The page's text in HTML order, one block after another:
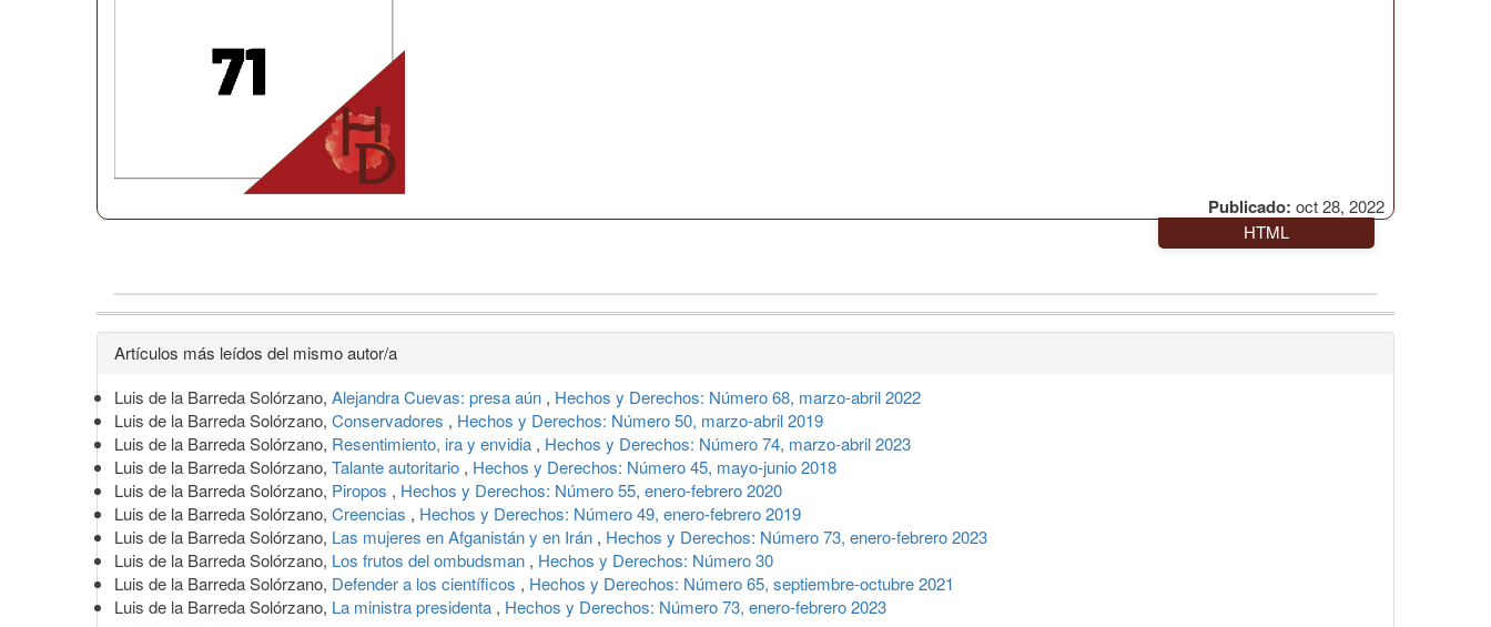
Publicado: oct 28, 2022
HTML
Detalles
del
artículo
Artículos más leídos del mismo autor/a
Luis de la Barreda Solórzano, Alejandra Cuevas: presa aún , Hechos y Derechos: Número 68, marzo-abril 2022
Luis de la Barreda Solórzano, Conservadores , Hechos y Derechos: Número 50, marzo-abril 2019
Luis de la Barreda Solórzano, Resentimiento, ira y envidia , Hechos y Derechos: Número 74, marzo-abril 2023
Luis de la Barreda Solórzano, Talante autoritario , Hechos y Derechos: Número 45, mayo-junio 2018
Luis de la Barreda Solórzano, Piropos , Hechos y Derechos: Número 55, enero-febrero 2020
Luis de la Barreda Solórzano, Creencias , Hechos y Derechos: Número 49, enero-febrero 2019
Luis de la Barreda Solórzano, Las mujeres en Afganistán y en Irán , Hechos y Derechos: Número 73, enero-febrero 2023
Luis de la Barreda Solórzano, Los frutos del ombudsman , Hechos y Derechos: Número 30
Luis de la Barreda Solórzano, Defender a los científicos , Hechos y Derechos: Número 65, septiembre-octubre 2021
Luis de la Barreda Solórzano, La ministra presidenta , Hechos y Derechos: Número 73, enero-febrero 2023